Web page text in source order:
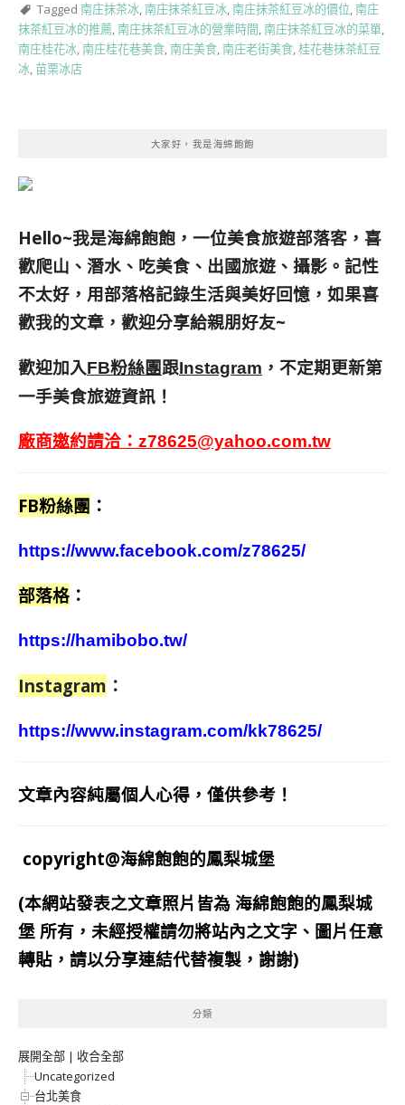
Tagged 南庄抹茶冰,南庄抹茶紅豆冰,南庄抹茶紅豆冰的價位,南庄
抹茶紅豆冰的推薦,南庄抹茶紅豆冰的營業時間,南庄抹茶紅豆冰的菜單,
南庄桂花冰,南庄桂花巷美食,南庄美食,南庄老街美食,桂花巷抹茶紅豆
冰,苗栗冰店
大家好，我是海綿飽飽
Hello~我是海綿飽飽，一位美食旅遊部落客， 喜
歡爬山、潛水、吃美食、出國旅遊、攝影。 記性
不太好，用部落格記錄生活與美好回憶， 如果喜
歡我的文章，歡迎分享給親朋好友~
歡迎加入FB粉絲團跟Instagram ，不定期更新第
一手美食旅遊資訊！
廠商邀約請洽： z78625@yahoo.com.tw
FB粉絲團 ：
https://www.facebook.com/z78625/
部落格 ：
https://hamibobo.tw/
Instagram ：
https://www.instagram.com/kk78625/
文章內容純屬個人心得，僅供參考！
copyright@海綿飽飽的鳳梨城堡
(本網站發表之文章照片皆為 海綿飽飽的鳳梨城
堡 所有，未經授權請勿將站內之文字、圖片任意
轉貼，請以分享連結代替複製，謝謝)
分類
展開全部 | 收合全部
Uncategorized
台北美食